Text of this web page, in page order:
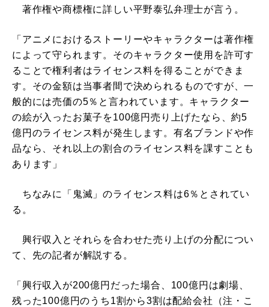
著作権や商標権に詳しい平野泰弘弁理士が言う。
「アニメにおけるストーリーやキャラクターは著作権
によって守られます。そのキャラクター使用を許可す
ることで権利者はライセンス料を得ることができま
す。その金額は当事者間で決められるものですが、一
般的には売価の5％と言われています。キャラクター
の絵が入ったお菓子を100億円売り上げたなら、約5
億円のライセンス料が発生します。有名ブランドや作
品なら、それ以上の割合のライセンス料を課すことも
あります」
ちなみに「鬼滅」のライセンス料は6％とされてい
る。
興行収入とそれらを合わせた売り上げの分配につい
て、先の記者が解説する。
「興行収入が200億円だった場合、100億円は劇場、
残った100億円のうち1割から3割は配給会社（注・こ